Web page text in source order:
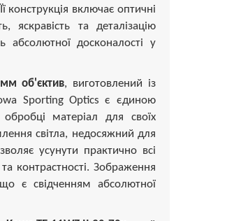
конструкція включає оптичні
яскравість та деталізацію
абсолютної досконалості у
об'єктив, виготовлений із
Sporting Optics є єдиною
матеріал для своїх
світла, недосяжний для
усунути практично всі
контрастності. Зображення
є свідченням абсолютної